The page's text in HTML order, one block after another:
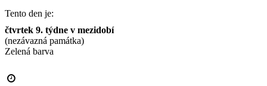
Tento den je:
čtvrtek 9. týdne v mezidobí
(nezávazná památka)
Zelená barva